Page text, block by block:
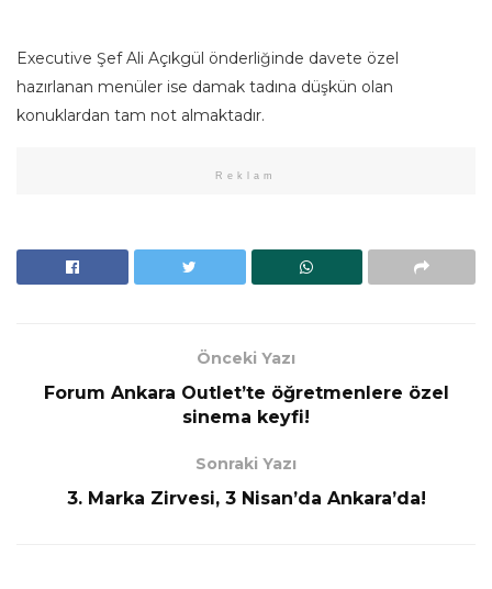
Executive Şef Ali Açıkgül önderliğinde davete özel
hazırlanan menüler ise damak tadına düşkün olan
konuklardan tam not almaktadır.
Reklam
Önceki Yazı
Forum Ankara Outlet’te öğretmenlere özel
sinema keyfi!
Sonraki Yazı
3. Marka Zirvesi, 3 Nisan’da Ankara’da!